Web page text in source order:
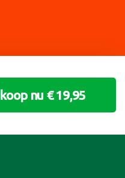
koop nu € 19,95